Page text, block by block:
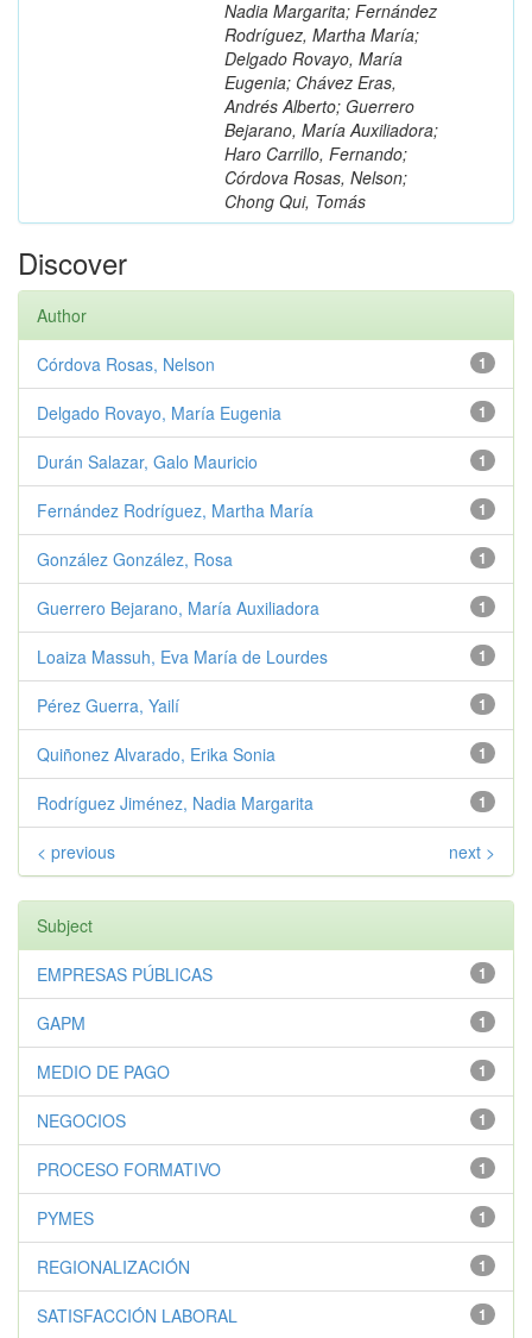
Nadia Margarita; Fernández
Rodríguez, Martha María;
Delgado Rovayo, María
Eugenia; Chávez Eras,
Andrés Alberto; Guerrero
Bejarano, María Auxiliadora;
Haro Carrillo, Fernando;
Córdova Rosas, Nelson;
Chong Qui, Tomás
Discover
Author
1
Córdova Rosas, Nelson
1
Delgado Rovayo, María Eugenia
1
Durán Salazar, Galo Mauricio
1
Fernández Rodríguez, Martha María
1
González González, Rosa
1
Guerrero Bejarano, María Auxiliadora
1
Loaiza Massuh, Eva María de Lourdes
1
Pérez Guerra, Yailí
1
Quiñonez Alvarado, Erika Sonia
1
Rodríguez Jiménez, Nadia Margarita
< previous next >
Subject
1
EMPRESAS PÚBLICAS
1
GAPM
1
MEDIO DE PAGO
1
NEGOCIOS
1
PROCESO FORMATIVO
1
PYMES
1
REGIONALIZACIÓN
1
SATISFACCIÓN LABORAL